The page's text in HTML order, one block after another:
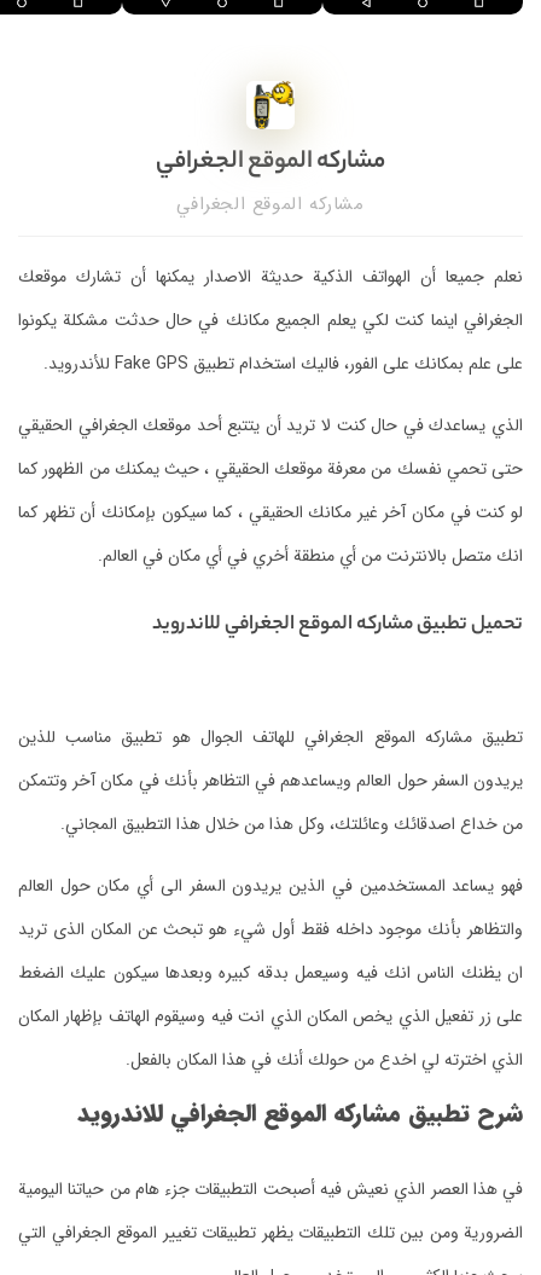
مشاركه الموقع الجغرافي
مشاركه الموقع الجغرافي
نعلم جميعا أن الهواتف الذكية حديثة الاصدار يمكنها أن تشارك موقعك
الجغرافي اينما كنت لكي يعلم الجميع مكانك في حال حدثت مشكلة يكونوا
على علم بمكانك على الفور، فاليك استخدام تطبيق Fake GPS للأندرويد.
الذي يساعدك في حال كنت لا تريد أن يتتبع أحد موقعك الجغرافي الحقيقي
حتى تحمي نفسك من معرفة موقعك الحقيقي ، حيث يمكنك من الظهور كما
لو كنت في مكان آخر غير مكانك الحقيقي ، كما سيكون بإمكانك أن تظهر كما
انك متصل بالانترنت من أي منطقة أخري في أي مكان في العالم.
تحميل تطبيق مشاركه الموقع الجغرافي للاندرويد
تطبيق مشاركه الموقع الجغرافي للهاتف الجوال هو تطبيق مناسب للذين
يريدون السفر حول العالم ويساعدهم في التظاهر بأنك في مكان آخر وتتمكن
من خداع اصدقائك وعائلتك، وكل هذا من خلال هذا التطبيق المجاني.
فهو يساعد المستخدمين في الذين يريدون السفر الى أي مكان حول العالم
والتظاهر بأنك موجود داخله فقط أول شيء هو تبحث عن المكان الذى تريد
ان يظنك الناس انك فيه وسيعمل بدقه كبيره وبعدها سيكون عليك الضغط
على زر تفعيل الذي يخص المكان الذي انت فيه وسيقوم الهاتف بإظهار المكان
الذي اخترته لي اخدع من حولك أنك في هذا المكان بالفعل.
شرح تطبيق مشاركه الموقع الجغرافي للاندرويد
في هذا العصر الذي نعيش فيه أصبحت التطبيقات جزء هام من حياتنا اليومية
الضرورية ومن بين تلك التطبيقات يظهر تطبيقات تغيير الموقع الجغرافي التي